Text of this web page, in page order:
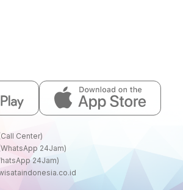
Center)
24Jam)
24Jam)